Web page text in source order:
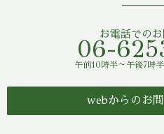
お電話での
06-
午前10時半～午後7時
webからのお